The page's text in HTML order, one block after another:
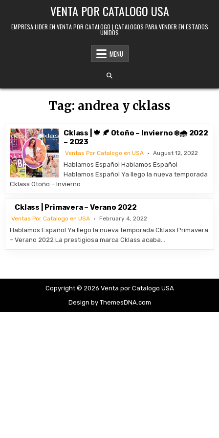
VENTA POR CATALOGO USA
EMPRESA LIDER EN VENTA POR CATALOGO | CATALOGOS PARA VENDER EN ESTADOS
UNIDOS
MENU
Tag: andrea y cklass
Cklass | 🍁 🍂 Otoño – Invierno ❄️🌧️ 2022
– 2023
Ventas Por Catalogo en USA August 12, 2022
Hablamos Español Hablamos Español
Hablamos Español Ya llego la nueva temporada
Cklass Otoño – Invierno…
Cklass | Primavera – Verano 2022
Ventas Por Catalogo en USA February 4, 2022
Hablamos Español Ya llego la nueva temporada Cklass Primavera
– Verano 2022 La prestigiosa marca Cklass acaba…
Copyright © 2026 Venta por Catalogo USA
Design by ThemesDNA.com